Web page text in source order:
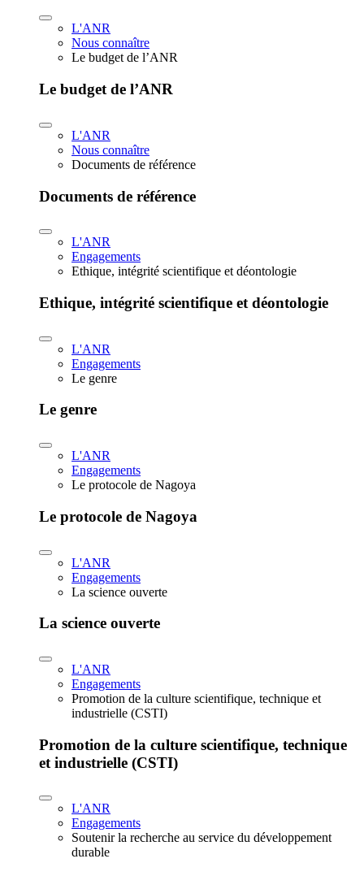
L'ANR
Nous connaître
Le budget de l’ANR
Le budget de l’ANR
L'ANR
Nous connaître
Documents de référence
Documents de référence
L'ANR
Engagements
Ethique, intégrité scientifique et déontologie
Ethique, intégrité scientifique et déontologie
L'ANR
Engagements
Le genre
Le genre
L'ANR
Engagements
Le protocole de Nagoya
Le protocole de Nagoya
L'ANR
Engagements
La science ouverte
La science ouverte
L'ANR
Engagements
Promotion de la culture scientifique, technique et
industrielle (CSTI)
Promotion de la culture scientifique, technique
et industrielle (CSTI)
L'ANR
Engagements
Soutenir la recherche au service du développement
durable